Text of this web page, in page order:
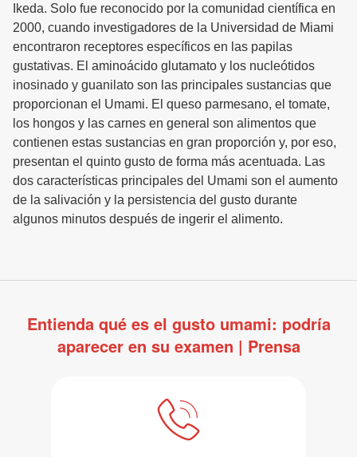
Ikeda. Solo fue reconocido por la comunidad científica en
2000, cuando investigadores de la Universidad de Miami
encontraron receptores específicos en las papilas
gustativas. El aminoácido glutamato y los nucleótidos
inosinado y guanilato son las principales sustancias que
proporcionan el Umami. El queso parmesano, el tomate,
los hongos y las carnes en general son alimentos que
contienen estas sustancias en gran proporción y, por eso,
presentan el quinto gusto de forma más acentuada. Las
dos características principales del Umami son el aumento
de la salivación y la persistencia del gusto durante
algunos minutos después de ingerir el alimento.
Entienda qué es el gusto umami: podría
aparecer en su examen | Prensa